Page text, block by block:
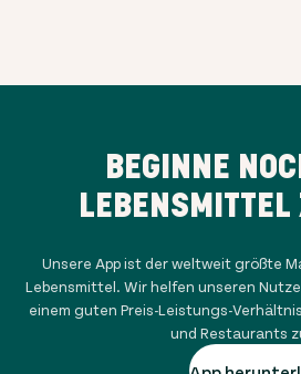
BEGINNE
LEBENSMITTEL
Unsere App ist der weltweit größte
Lebensmittel. Wir helfen unseren
einem guten Preis-Leistungs-
und Restaurants